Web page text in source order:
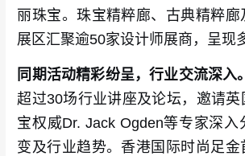
丽珠宝。珠宝精粹廊、古典精粹廊
展区汇聚逾50家设计师展商，呈现
同期活动精彩纷呈，行业交流深入。
超过30场行业讲座及论坛，邀请
宝权威Dr. Jack Ogden等专家深入
变及行业趋势。香港国际时尚足金